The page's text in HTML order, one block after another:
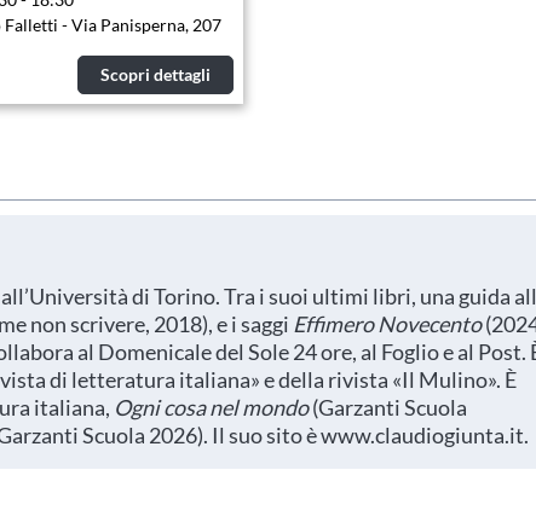
Falletti - Via Panisperna, 207
Scopri dettagli
di Torino. Tra i suoi ultimi libri, una guida
non scrivere, 2018), e i saggi Effimero Novecento
al Domenicale del Sole 24 ore, al Foglio e al Post.
di letteratura italiana» e della rivista «Il Mulino». È
italiana, Ogni cosa nel mondo(Garzanti Scuola
Scuola 2026). Il suo sito è